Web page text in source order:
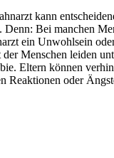
kann
Denn: Bei manchen
ein Unwohlsein
Menschen leiden
Eltern können
Reaktionen oder